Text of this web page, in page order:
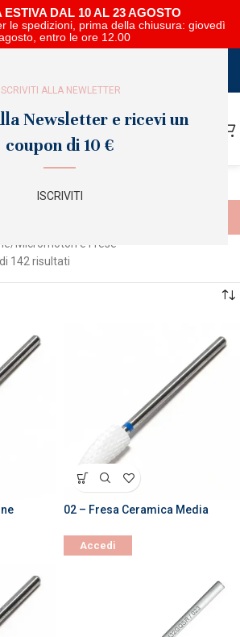
ISCRIVITI ALLA NEWLETTER
Newsletter e ricevi un
coupon di 10 €
ISCRIVITI
ESTIVA DAL 10 AL 23 AGOSTO
le spedizioni, prima della chiusura: giovedì
entro le ore 12.00
e Frese
Micromotori e Frese
142 risultati
02 – Fresa Ceramica Media
Accedi